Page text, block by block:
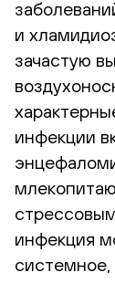
и
зачастую
инфекции
инфекция
системное,